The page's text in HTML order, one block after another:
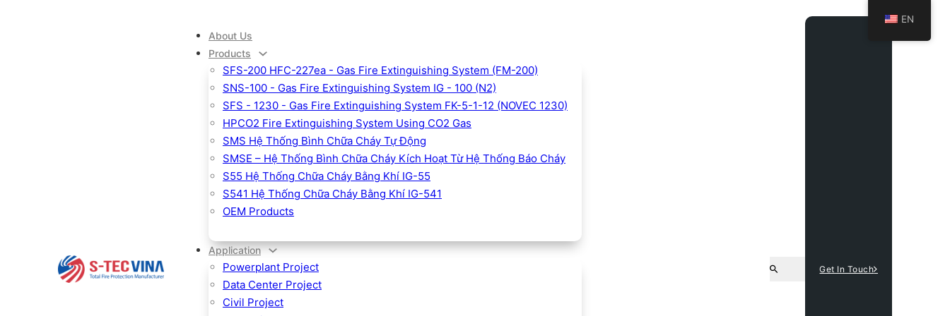
About Us
Products
SFS-200 HFC-227ea - Gas Fire Extinguishing System (FM-200)
SNS-100 - Gas Fire Extinguishing System IG - 100 (N2)
SFS - 1230 - Gas Fire Extinguishing System FK-5-1-12 (NOVEC 1230)
HPCO2 Fire Extinguishing System Using CO2 Gas
SMS Hệ Thống Bình Chữa Cháy Tự Động
SMSE – Hệ Thống Bình Chữa Cháy Kích Hoạt Từ Hệ Thống Báo Cháy
S55 Hệ Thống Chữa Cháy Bằng Khí IG-55
S541 Hệ Thống Chữa Cháy Bằng Khí IG-541
OEM Products
Application
Powerplant Project
Data Center Project
Civil Project
Get In Touch
EN